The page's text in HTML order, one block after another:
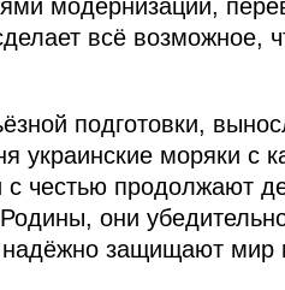
модернизации,
всё возможное,
подготовки,
украинские моряки с
честью продолжают
они
надёжно защищают